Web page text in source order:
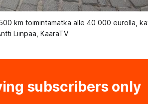
km toimintamatka alle 40 000 eurolla,
Liinpää, KaaraTV
subscribers only